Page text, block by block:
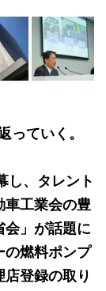
っていく。
し、タレント
車工業会の豊
会」が話題に
の燃料ポンプ
登録の取り